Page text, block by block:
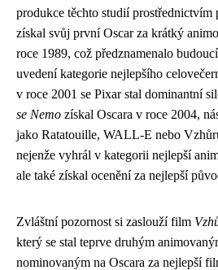
produkce těchto studií prostřednictvím
získal svůj první Oscar za krátký
roce 1989, což předznamenalo
uvedení kategorie nejlepšího
v roce 2001 se Pixar stal dominantní
se Nemo získal Oscara v roce 2004,
jako Ratatouille, WALL-E nebo
nejenže vyhrál v kategorii nejlepší
ale také získal ocenění za nejlepší
Zvláštní pozornost si zaslouží film
který se stal teprve druhým
nominovaným na Oscara za nejlepší